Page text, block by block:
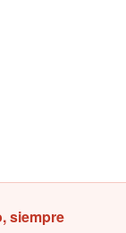
siempre